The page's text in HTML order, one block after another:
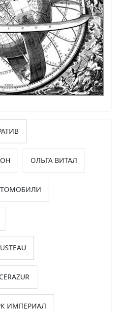
ОЛЬГА ВИТАЛ
CERAZUR
ИМПЕРИАЛ